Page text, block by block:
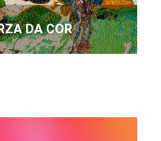
DA COR